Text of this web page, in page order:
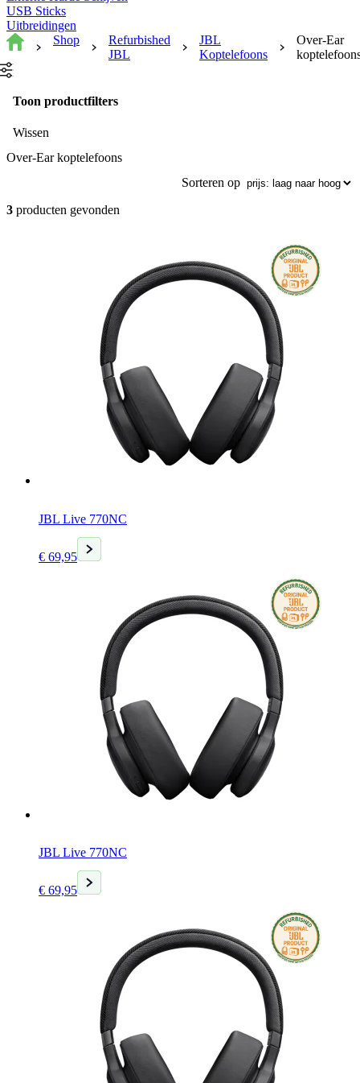
USB Sticks
Uitbreidingen
Shop
Refurbished
JBL
JBL
Koptelefoons
Over-Ear
Toon productfilters
Wissen
Over-Ear koptelefoons
Sorteren op
3 producten gevonden
JBL Live 770NC
€ 69,95
Huidige
prijs
JBL Live 770NC
€ 69,95
Huidige
prijs